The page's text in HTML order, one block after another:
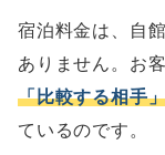
宿泊料金は、自
ありません。お
「比較する相手」
ているのです。